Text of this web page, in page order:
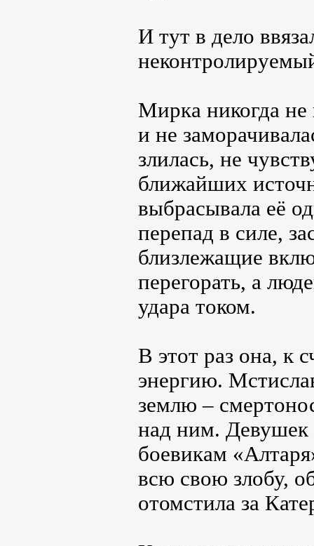
И тут в дело
Мирка никогда не
и не
злилась, не
ближайших
выбрасывала её
перепад в силе,
близлежащие
перегорать, а
удара током.
В этот раз она, к
энергию.
землю –
над ним. Девушек
боевикам
всю свою злобу,
отомстила за